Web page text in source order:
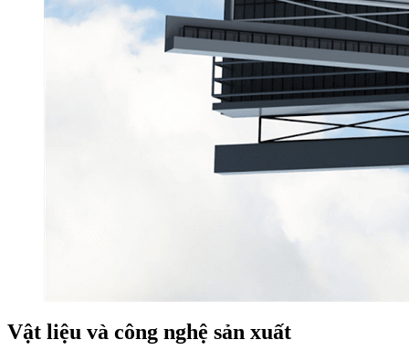
Vật liệu và công nghệ sản xuất